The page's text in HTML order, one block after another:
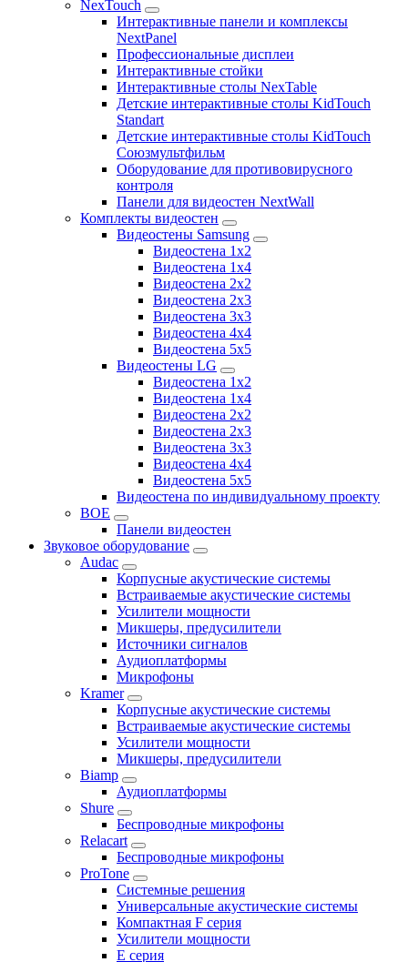
NexTouch
Интерактивные панели и комплексы
NextPanel
Профессиональные дисплеи
Интерактивные стойки
Интерактивные столы NexTable
Детские интерактивные столы KidTouch
Standart
Детские интерактивные столы KidTouch
Союзмультфильм
Оборудование для противовирусного
контроля
Панели для видеостен NextWall
Комплекты видеостен
Видеостены Samsung
Видеостена 1x2
Видеостена 1x4
Видеостена 2x2
Видеостена 2х3
Видеостена 3x3
Видеостена 4x4
Видеостена 5x5
Видеостены LG
Видеостена 1x2
Видеостена 1x4
Видеостена 2x2
Видеостена 2x3
Видеостена 3x3
Видеостена 4x4
Видеостена 5x5
Видеостена по индивидуальному проекту
BOE
Панели видеостен
Звуковое оборудование
Audac
Корпусные акустические системы
Встраиваемые акустические системы
Усилители мощности
Микшеры, предусилители
Источники сигналов
Аудиоплатформы
Микрофоны
Kramer
Корпусные акустические системы
Встраиваемые акустические системы
Усилители мощности
Микшеры, предусилители
Biamp
Аудиоплатформы
Shure
Беспроводные микрофоны
Relacart
Беспроводные микрофоны
ProTone
Системные решения
Универсальные акустические системы
Компактная F серия
Усилители мощности
E серия